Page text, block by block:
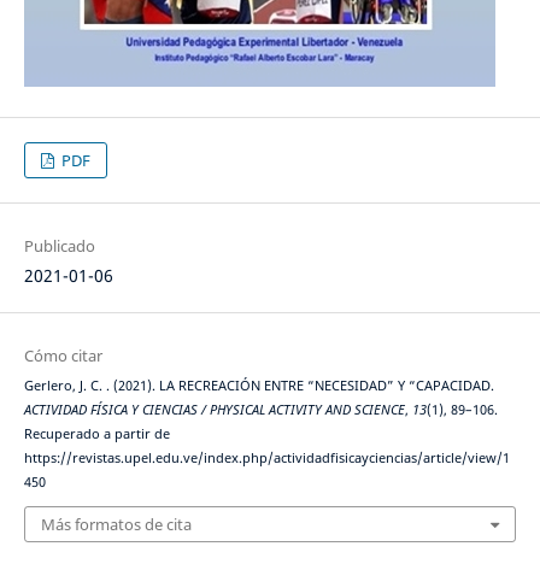
PDF
Publicado
2021-01-06
Cómo citar
Gerlero, J. C. . (2021). LA RECREACIÓN ENTRE “NECESIDAD” Y “CAPACIDAD.
ACTIVIDAD FÍSICA Y CIENCIAS / PHYSICAL ACTIVITY AND SCIENCE, 13(1), 89–106.
Recuperado a partir de
https://revistas.upel.edu.ve/index.php/actividadfisicayciencias/article/view/1
450
Más formatos de cita